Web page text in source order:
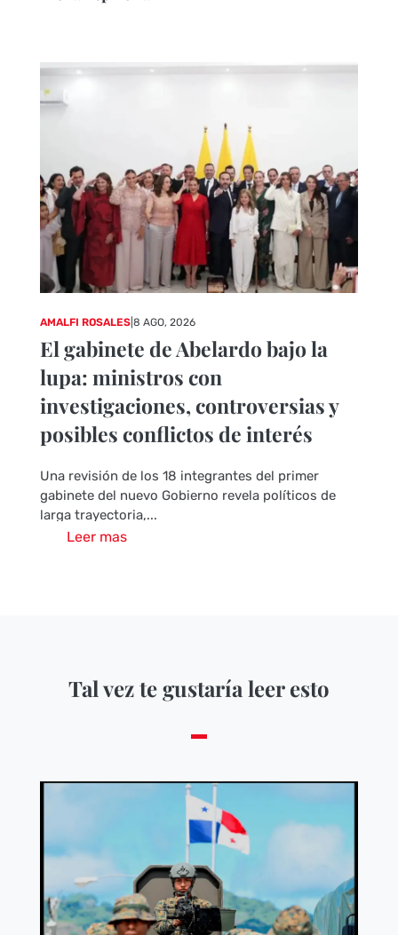
AMALFI ROSALES| 8 AGO, 2026
El gabinete de Abelardo bajo la
lupa: ministros con
investigaciones, controversias y
posibles conflictos de interés
Una revisión de los 18 integrantes del primer
gabinete del nuevo Gobierno revela políticos de
larga trayectoria,...
Leer mas
Tal vez te gustaría leer esto